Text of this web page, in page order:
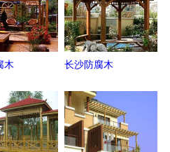
木 长沙防腐木